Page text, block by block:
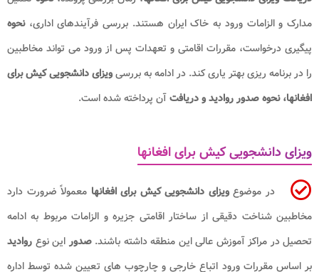
مدارک و الزامات ورود به خاک ایران هستند. بررسی فرآیندهای اداری،نحوه
پیگیری درخواست، مقررات اقامتی و تعهدات پس از ورود می تواند مخاطبین
را در برنامه ریزی بهتر یاری کند. در ادامه به بررسیویزای دانشجویی کیش برای
افغانها، نحوه صدور روادید و دریافتآن پرداخته شده است.
ویزای دانشجویی کیش برای افغانها
در موضوعویزای دانشجویی کیش برای افغانها معمولاً ضرورت دارد
مخاطبین شناخت دقیقی از ساختار اقامتی جزیره و الزامات مربوط به ادامه
تحصیل در مراکز آموزش عالی این منطقه داشته باشند.صدوراین نوع روادید
بر اساس مقررات ورود اتباع خارجی و چارچوب های تعیین شده توسط اداره